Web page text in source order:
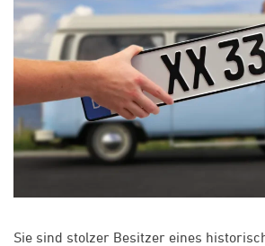
Sie sind stolzer Besitzer eines